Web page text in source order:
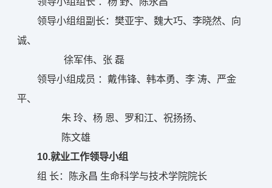
领导小组组副长：樊亚宇、魏大巧、李晓然、向
诚、
徐军伟、张 磊
领导小组成员 ：戴伟锋、韩本勇、李 涛、严金
平、
朱 玲、杨 恩、罗和江、祝扬扬、
陈文雄
10.就业工作领导小组
组 长：陈永昌 生命科学与技术学院院长